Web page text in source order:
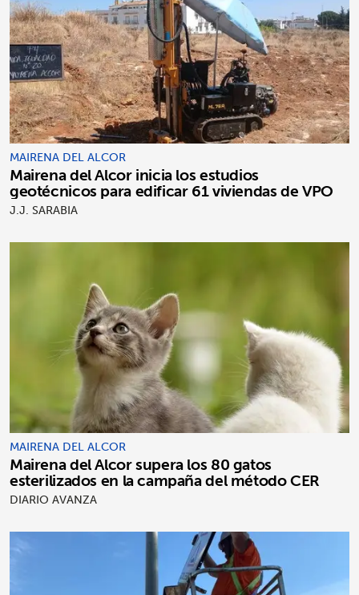
MAIRENA DEL ALCOR
Mairena del Alcor inicia los estudios
geotécnicos para edificar 61 viviendas de VPO
J.J. SARABIA
MAIRENA DEL ALCOR
Mairena del Alcor supera los 80 gatos
esterilizados en la campaña del método CER
DIARIO AVANZA